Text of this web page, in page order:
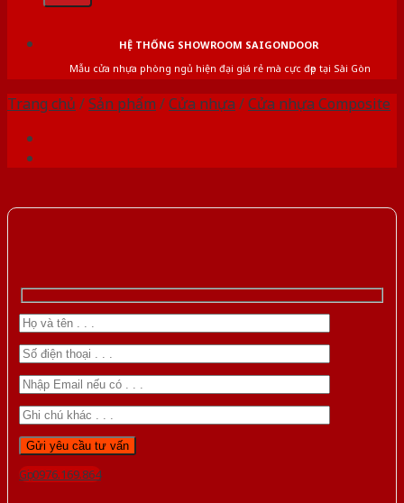
HỆ THỐNG SHOWROOM SAIGONDOOR
Mẫu cửa nhựa phòng ngủ hiện đại giá rẻ mà cực đẹp tại Sài Gòn
Trang chủ /Sản phẩm /Cửa nhựa /Cửa nhựa Composite
Gọi 0976.169.864